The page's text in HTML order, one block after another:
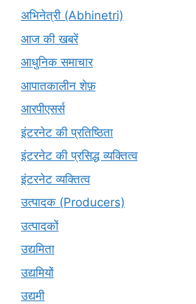
अभिनेत्री (Abhinetri)
आज की खबरें
आधुनिक समाचार
आपातकालीन शेफ़
आरपीएसर्स
इंटरनेट की प्रतिष्ठिता
इंटरनेट की प्रसिद्ध व्यक्तित्व
इंटरनेट व्यक्तित्व
उत्पादक (Producers)
उत्पादकों
उद्यमिता
उद्यमियों
उद्यमी